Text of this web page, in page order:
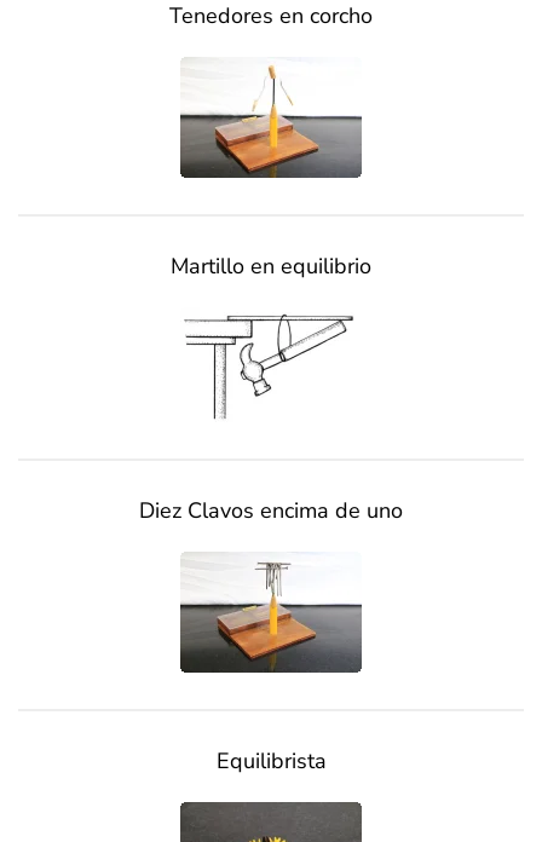
Tenedores en corcho
Martillo en equilibrio
Diez Clavos encima de uno
Equilibrista